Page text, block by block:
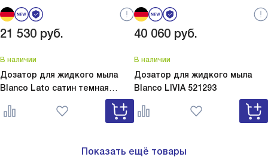
21 530 руб.
В наличии
Дозатор для жидкого мыла
Blanco Lato сатин темная
Lato сатин темная сталь
527743
40 060 руб.
В наличии
Дозатор для жидкого мыла
Blanco LIVIA 521293
Показать ещё товары